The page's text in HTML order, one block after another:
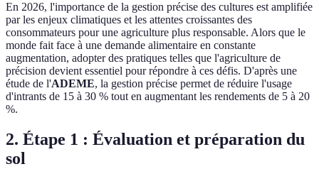
En 2026, l'importance de la gestion précise des cultures est amplifiée
par les enjeux climatiques et les attentes croissantes des
consommateurs pour une agriculture plus responsable. Alors que le
monde fait face à une demande alimentaire en constante
augmentation, adopter des pratiques telles que l'agriculture de
précision devient essentiel pour répondre à ces défis. D'après une
étude de l'ADEME, la gestion précise permet de réduire l'usage
d'intrants de 15 à 30 % tout en augmentant les rendements de 5 à 20
%.
2. Étape 1 : Évaluation et préparation du
sol